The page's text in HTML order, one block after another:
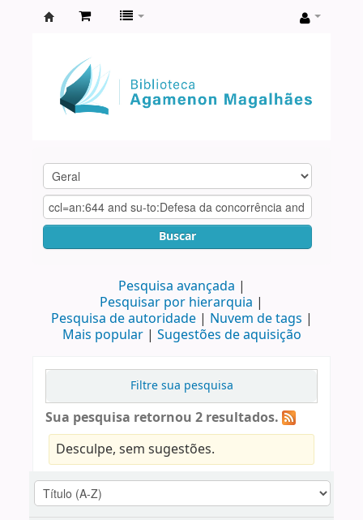
Agamenon
Magalhães
Buscar
Pesquisa avançada
Pesquisar por hierarquia
Pesquisa de autoridade
Nuvem de tags
Mais popular
Sugestões de aquisição
Filtre sua pesquisa
Sua pesquisa retornou 2 resultados.
Desculpe, sem sugestões.